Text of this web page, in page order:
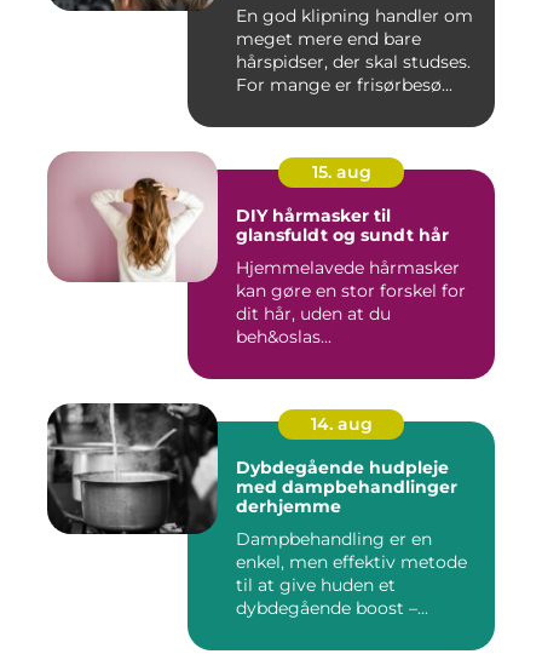
En god klipning handler om
meget mere end bare
hårspidser, der skal studses.
For mange er frisørbesø...
15. aug
DIY hårmasker til
glansfuldt og sundt hår
Hjemmelavede hårmasker
kan gøre en stor forskel for
dit hår, uden at du
beh&oslas...
14. aug
Dybdegående hudpleje
med dampbehandlinger
derhjemme
Dampbehandling er en
enkel, men effektiv metode
til at give huden et
dybdegående boost –...